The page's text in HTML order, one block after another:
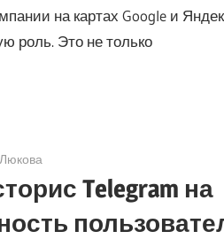
на картах Google и
роль. Это не только
Telegram на